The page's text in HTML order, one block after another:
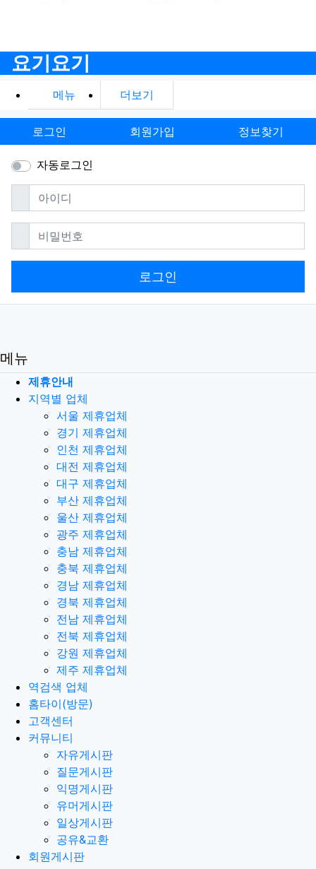
요기요기
메뉴 더보기
로그인 회원가입 정보찾기
자동로그인
아이디필수
비밀번호필수
로그인
메뉴
제휴안내
지역별 업체
서울 제휴업체
경기 제휴업체
인천 제휴업체
대전 제휴업체
대구 제휴업체
부산 제휴업체
울산 제휴업체
광주 제휴업체
충남 제휴업체
충북 제휴업체
경남 제휴업체
경북 제휴업체
전남 제휴업체
전북 제휴업체
강원 제휴업체
제주 제휴업체
역검색 업체
홈타이(방문)
고객센터
커뮤니티
자유게시판
질문게시판
익명게시판
유머게시판
일상게시판
공유&교환
회원게시판